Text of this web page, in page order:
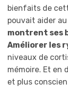
bienfaits de
pouvait aider
montrent ses
Améliorer les
niveaux de
mémoire. Et en
et plus